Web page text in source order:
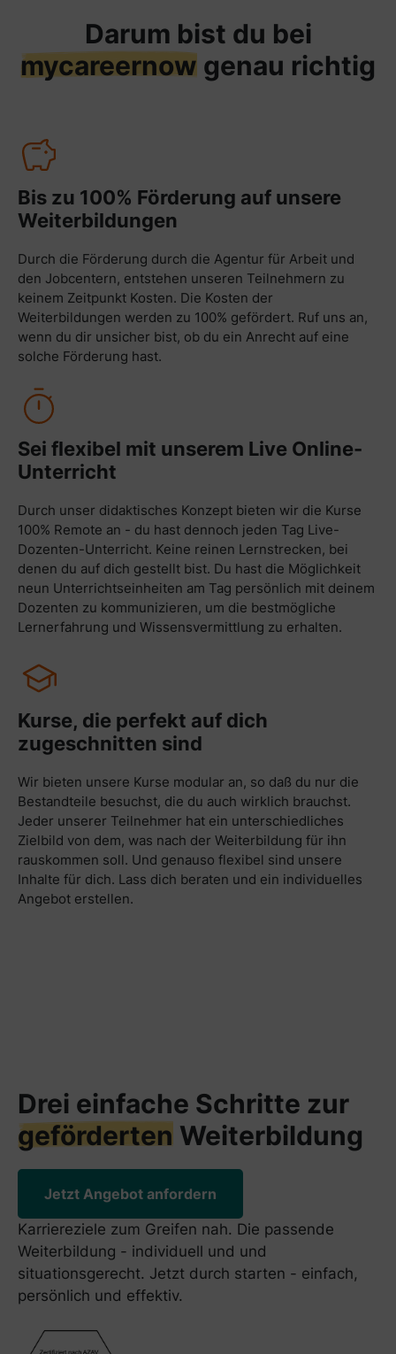
Darum bist du bei
mycareernow genau richtig
Bis zu 100% Förderung auf unsere
Weiterbildungen
Durch die Förderung durch die Agentur für Arbeit und
den Jobcentern, entstehen unseren Teilnehmern zu
keinem Zeitpunkt Kosten. Die Kosten der
Weiterbildungen werden zu 100% gefördert. Ruf uns an,
wenn du dir unsicher bist, ob du ein Anrecht auf eine
solche Förderung hast.
Sei flexibel mit unserem Live Online-
Unterricht
Durch unser didaktisches Konzept bieten wir die Kurse
100% Remote an - du hast dennoch jeden Tag Live-
Dozenten-Unterricht. Keine reinen Lernstrecken, bei
denen du auf dich gestellt bist. Du hast die Möglichkeit
neun Unterrichtseinheiten am Tag persönlich mit deinem
Dozenten zu kommunizieren, um die bestmögliche
Lernerfahrung und Wissensvermittlung zu erhalten.
Kurse, die perfekt auf dich
zugeschnitten sind
Wir bieten unsere Kurse modular an, so daß du nur die
Bestandteile besuchst, die du auch wirklich brauchst.
Jeder unserer Teilnehmer hat ein unterschiedliches
Zielbild von dem, was nach der Weiterbildung für ihn
rauskommen soll. Und genauso flexibel sind unsere
Inhalte für dich. Lass dich beraten und ein individuelles
Angebot erstellen.
Drei einfache Schritte zur
geförderten Weiterbildung
Jetzt Angebot anfordern
Karriereziele zum Greifen nah. Die passende
Weiterbildung - individuell und und
situationsgerecht. Jetzt durch starten - einfach,
persönlich und effektiv.